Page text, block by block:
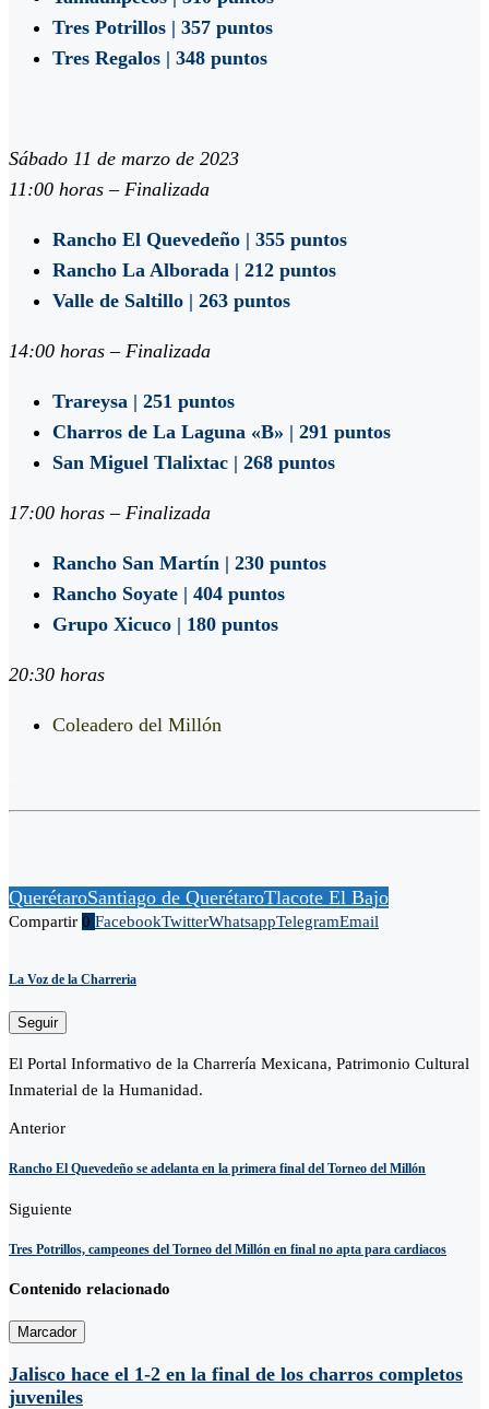
Tres Potrillos | 357 puntos
Tres Regalos | 348 puntos
Sábado 11 de marzo de 2023
11:00 horas – Finalizada
Rancho El Quevedeño | 355 puntos
Rancho La Alborada | 212 puntos
Valle de Saltillo | 263 puntos
14:00 horas – Finalizada
Trareysa | 251 puntos
Charros de La Laguna «B» | 291 puntos
San Miguel Tlalixtac | 268 puntos
17:00 horas – Finalizada
Rancho San Martín | 230 puntos
Rancho Soyate | 404 puntos
Grupo Xicuco | 180 puntos
20:30 horas
Coleadero del Millón
QuerétaroSantiago de QuerétaroTlacote El Bajo
Compartir 0 FacebookTwitterWhatsappTelegramEmail
La Voz de la Charreria
Seguir
El Portal Informativo de la Charrería Mexicana, Patrimonio Cultural
Inmaterial de la Humanidad.
Anterior
Rancho El Quevedeño se adelanta en la primera final del Torneo del Millón
Siguiente
Tres Potrillos, campeones del Torneo del Millón en final no apta para cardiacos
Contenido relacionado
Marcador
Jalisco hace el 1-2 en la final de los charros completos
juveniles